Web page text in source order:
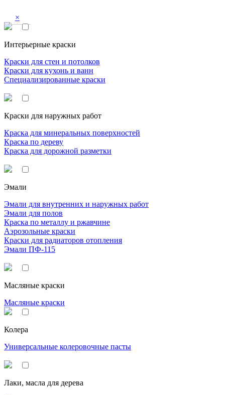
×
Интерьерные краски
Краски для стен и потолков
Краски для кухонь и ванн
Специализированные краски
Краски для наружных работ
Краска для минеральных поверхностей
Краска по дереву
Краска для дорожной разметки
Эмали
Эмали для внутренних и наружных работ
Эмали для полов
Краска по металлу и ржавчине
Аэрозольные краски
Краски для радиаторов отопления
Эмали ПФ-115
Масляные краски
Масляные краски
Колера
Универсальные колеровочные пасты
Лаки, масла для дерева